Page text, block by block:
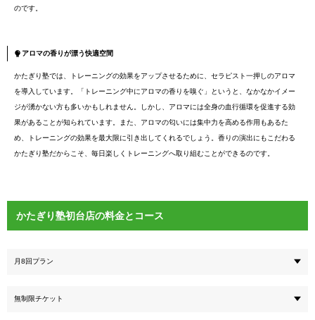
のです。
アロマの香りが漂う快適空間
かたぎり塾では、トレーニングの効果をアップさせるために、セラピスト一押しのアロマ
を導入しています。「トレーニング中にアロマの香りを嗅ぐ」というと、なかなかイメー
ジが湧かない方も多いかもしれません。しかし、アロマには全身の血行循環を促進する効
果があることが知られています。また、アロマの匂いには集中力を高める作用もあるた
め、トレーニングの効果を最大限に引き出してくれるでしょう。香りの演出にもこだわる
かたぎり塾だからこそ、毎日楽しくトレーニングへ取り組むことができるのです。
かたぎり塾初台店の料金とコース
月8回プラン
無制限チケット